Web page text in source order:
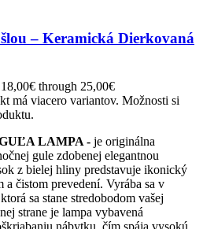
– Keramická Dierkovaná
through 25,00€
má viacero variantov. Možnosti si
LAMPA - je originálna
gule zdobenej elegantnou
z bielej hliny predstavuje ikonický
čistom prevedení. Vyrába sa v
sa stane stredobodom vašej
strane je lampa vybavená
nábytku, čím spája vysokú